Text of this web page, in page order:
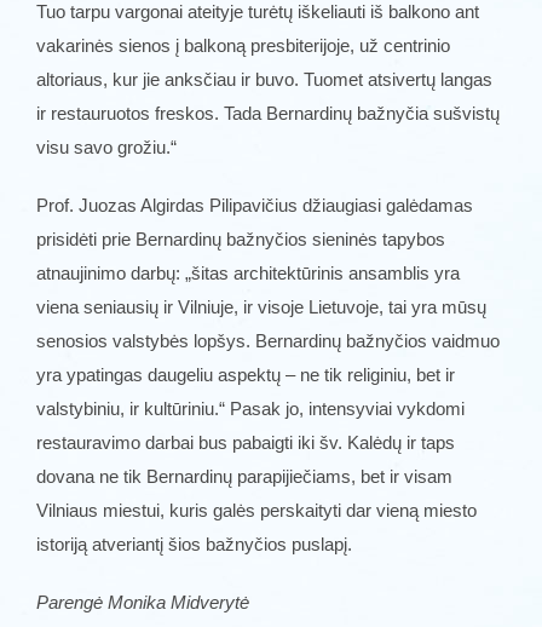
Tuo tarpu vargonai ateityje turėtų iškeliauti iš balkono ant
vakarinės sienos į balkoną presbiterijoje, už centrinio
altoriaus, kur jie anksčiau ir buvo. Tuomet atsivertų langas
ir restauruotos freskos. Tada Bernardinų bažnyčia sušvistų
visu savo grožiu.“
Prof. Juozas Algirdas Pilipavičius džiaugiasi galėdamas
prisidėti prie Bernardinų bažnyčios sieninės tapybos
atnaujinimo darbų: „šitas architektūrinis ansamblis yra
viena seniausių ir Vilniuje, ir visoje Lietuvoje, tai yra mūsų
senosios valstybės lopšys. Bernardinų bažnyčios vaidmuo
yra ypatingas daugeliu aspektų – ne tik religiniu, bet ir
valstybiniu, ir kultūriniu.“ Pasak jo, intensyviai vykdomi
restauravimo darbai bus pabaigti iki šv. Kalėdų ir taps
dovana ne tik Bernardinų parapijiečiams, bet ir visam
Vilniaus miestui, kuris galės perskaityti dar vieną miesto
istoriją atveriantį šios bažnyčios puslapį.
Parengė Monika Midverytė